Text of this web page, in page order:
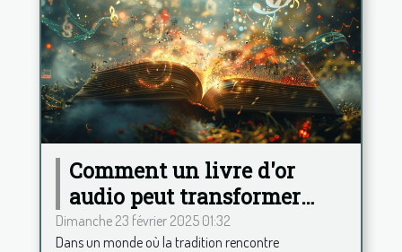
Comment un livre d'or
audio peut transformer
votre célébration
Dimanche 23 février 2025 01:32
Dans un monde où la tradition rencontre